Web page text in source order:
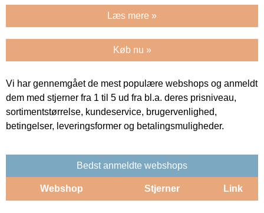
Læs mere »
Køb nu »
Vi har gennemgået de mest populære webshops og anmeldt
dem med stjerner fra 1 til 5 ud fra bl.a. deres prisniveau,
sortimentstørrelse, kundeservice, brugervenlighed,
betingelser, leveringsformer og betalingsmuligheder.
Bedst anmeldte webshops
Webshop Stjerner Link